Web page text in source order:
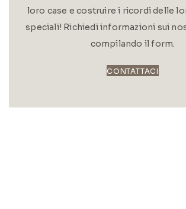
loro case e costruire i ricordi delle
speciali! Richiedi informazioni sui
compilando il form.
CONTATTACI